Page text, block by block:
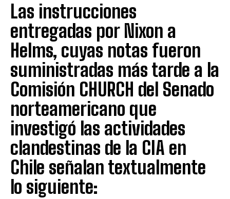
Las instrucciones
entregadas por Nixon a
Helms, cuyas notas fueron
suministradas más tarde a la
Comisión CHURCH del Senado
norteamericano que
investigó las actividades
clandestinas de la CIA en
Chile señalan textualmente
lo siguiente: